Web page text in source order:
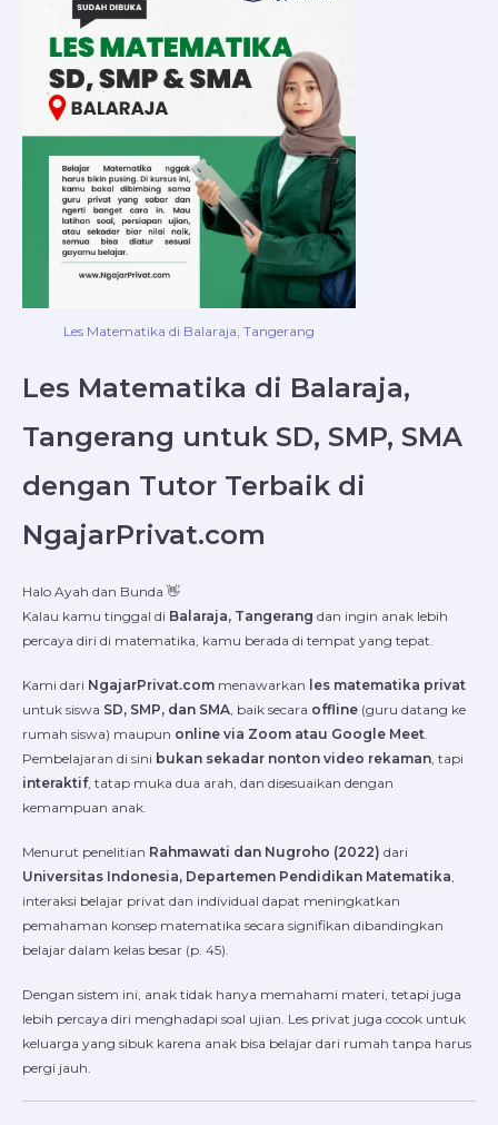
Les Matematika di Balaraja, Tangerang
Les Matematika di Balaraja,
Tangerang untuk SD, SMP, SMA
dengan Tutor Terbaik di
NgajarPrivat.com
Halo Ayah dan Bunda 👋
Kalau kamu tinggal di Balaraja, Tangerang dan ingin anak lebih
percaya diri di matematika, kamu berada di tempat yang tepat.
Kami dari NgajarPrivat.com menawarkan les matematika privat
untuk siswa SD, SMP, dan SMA , baik secara offline (guru datang ke
rumah siswa) maupun online via Zoom atau Google Meet
Pembelajaran di sini bukan sekadar nonton video rekaman , tapi
interaktif, tatap muka dua arah, dan disesuaikan dengan
kemampuan anak.
Menurut penelitian Rahmawati dan Nugroho (2022) dari
Universitas Indonesia, Departemen Pendidikan Matematika
interaksi belajar privat dan individual dapat meningkatkan
pemahaman konsep matematika secara signifikan dibandingkan
belajar dalam kelas besar (p. 45).
Dengan sistem ini, anak tidak hanya memahami materi, tetapi juga
lebih percaya diri menghadapi soal ujian. Les privat juga cocok untuk
keluarga yang sibuk karena anak bisa belajar dari rumah tanpa harus
pergi jauh.